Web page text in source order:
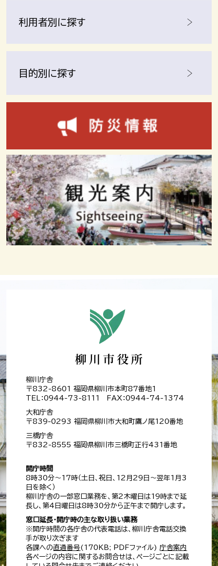
利用者別に探す
目的別に探す
柳川庁舎
〒832-8601 福岡県柳川市本町87番地1
TEL：0944-73-8111 FAX：0944-74-1374
大和庁舎
〒839-0293 福岡県柳川市大和町鷹ノ尾120番地
三橋庁舎
〒832-8555 福岡県柳川市三橋町正行431番地
開庁時間
8時30分～17時（土日、祝日、12月29日～翌年1月3
日を除く）
柳川庁舎の一部窓口業務を、第2木曜日は19時まで延
長し、第4日曜日は8時30分から正午まで開庁します。
窓口延長・開庁時の主な取り扱い業務
※開庁時間の各庁舎の代表電話は、柳川庁舎電話交換
手が取り次ぎます
各課への直通番号(170KB; PDFファイル)庁舎案内
各ページの内容に関するお問合せは、ページごとに記載